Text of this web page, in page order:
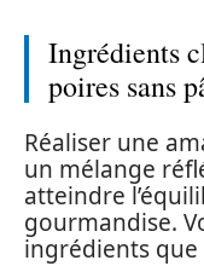
Ingrédients
poires sans
Réaliser une
un mélange
atteindre
gourmandise.
ingrédients que